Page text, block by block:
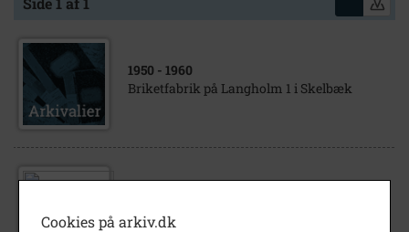
1950 - 1960
Briketfabrik på Langholm 1 i Skelbæk
Langholm 1, Skelbæk, 1960´erne
Cookies på arkiv.dk